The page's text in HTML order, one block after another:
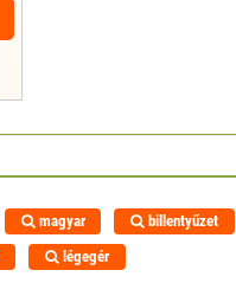
magyar billentyűzet
légegér